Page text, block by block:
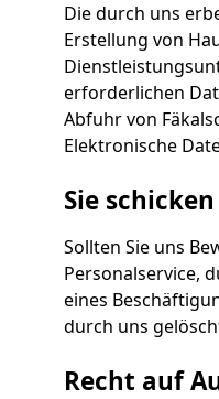
Die durch uns
Erstellung von
erforderlichen
Abfuhr von
Elektronische
Sie
Sollten Sie uns
Personalservice,
eines
durch uns
Recht auf